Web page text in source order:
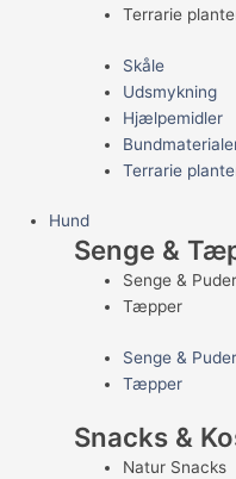
Terrarie
Skåle
Udsmykning
Hjælpemidler
Terrarie
Hund
Senge &
Senge & Puder
Tæpper
Senge & Puder
Tæpper
Snacks &
Natur Snacks